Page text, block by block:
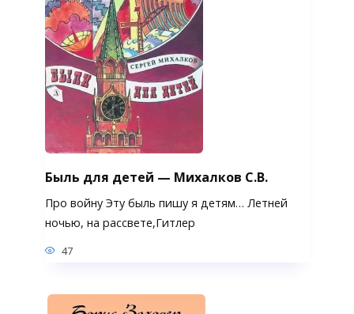
Быль для детей — Михалков С.В.
Про войну Эту быль пишу я детям… Летней
ночью, на рассвете,Гитлер
47